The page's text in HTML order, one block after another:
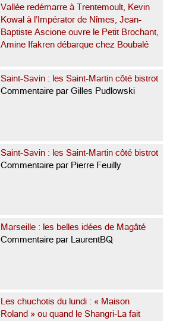
Vallée redémarre à Trentemoult, Kevin
Kowal à l’Impérator de Nîmes, Jean-
Baptiste Ascione ouvre le Petit Brochant,
Amine Ifakren débarque chez Boubalé
Saint-Savin : les Saint-Martin côté bistrot
Commentaire par Gilles Pudlowski
Saint-Savin : les Saint-Martin côté bistrot
Commentaire par Pierre Feuilly
Marseille : les belles idées de Magâté
Commentaire par LaurentBQ
Les chuchotis du lundi : « Maison
Roland » ou quand le Shangri-La fait